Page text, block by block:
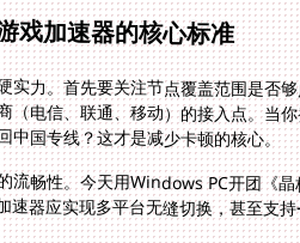
戏加速器的核心标准
实力。首先要关注节点覆盖范围是否
（电信、联通、移动）的接入点。当
中国专线？这才是减少卡顿的核心。
流畅性。今天用Windows PC开团《
速器应实现多平台无缝切换，甚至支持